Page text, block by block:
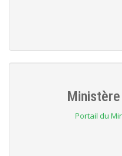
Portail du